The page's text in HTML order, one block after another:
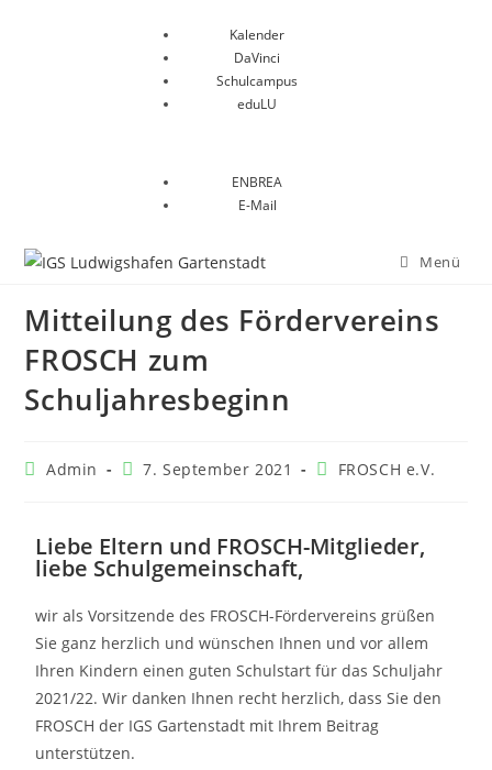
Kalender
DaVinci
Schulcampus
eduLU
ENBREA
E-Mail
Menü
Mitteilung des Fördervereins
FROSCH zum
Schuljahresbeginn
Admin 7. September 2021 FROSCH e.V.
Liebe Eltern und FROSCH-Mitglieder,
liebe Schulgemeinschaft,
wir als Vorsitzende des FROSCH-Fördervereins grüßen
Sie ganz herzlich und wünschen Ihnen und vor allem
Ihren Kindern einen guten Schulstart für das Schuljahr
2021/22. Wir danken Ihnen recht herzlich, dass Sie den
FROSCH der IGS Gartenstadt mit Ihrem Beitrag
unterstützen.